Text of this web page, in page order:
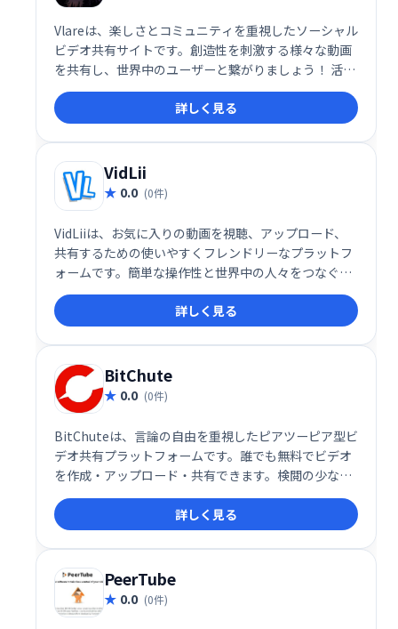
Vlareは、楽しさとコミュニティを重視したソーシャル
ビデオ共有サイトです。創造性を刺激する様々な動画
を共有し、世界中のユーザーと繋がりましょう！ 活気
あふれるコミュニティで、あなた自身の動画を投稿し
たり、他ユーザーの動画を楽しんだり、新しい発見が
できます。
詳しく見る
VidLii
0.0 (0件)
VidLiiは、お気に入りの動画を視聴、アップロード、
共有するための使いやすくフレンドリーなプラットフ
ォームです。簡単な操作性と世界中の人々をつなぐ環
境を提供しています。
詳しく見る
BitChute
0.0 (0件)
BitChuteは、言論の自由を重視したピアツーピア型ビ
デオ共有プラットフォームです。誰でも無料でビデオ
を作成・アップロード・共有できます。検閲の少ない
環境で、自由に表現し、多様なコンテンツを閲覧した
い方におすすめです。詳しく見る
PeerTube
0.0 (0件)